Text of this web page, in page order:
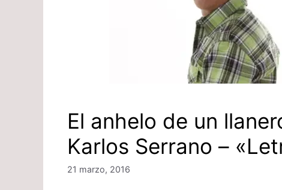
El anhelo de un
Karlos Serrano –
21 marzo, 2016